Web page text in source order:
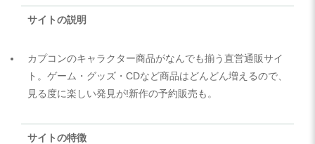
サイトの説明
カプコンのキャラクター商品がなんでも揃う直営通販サイ
ト。ゲーム・グッズ・CDなど商品はどんどん増えるので、
見る度に楽しい発見が!新作の予約販売も。
サイトの特徴